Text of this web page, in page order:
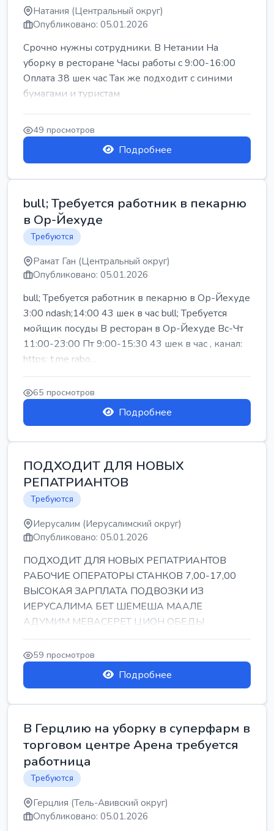
Натания (Центральный округ)
Опубликовано: 05.01.2026
Срочно нужны сотрудники. В Нетании На
уборку в ресторане Часы работы с 9:00-16:00
Оплата 38 шек час Так же подходит с синими
бумагами и туристам
49 просмотров
Подробнее
bull; Требуется работник в пекарню
в Ор-Йехуде
Требуются
Рамат Ган (Центральный округ)
Опубликовано: 05.01.2026
bull; Требуется работник в пекарню в Ор-Йехуде
3:00 ndash;14:00 43 шек в час bull; Требуется
мойщик посуды В ресторан в Ор-Йехуде Вс-Чт
11:00-23:00 Пт 9:00-15:30 43 шек в час , канал:
https: t.me rabo...
65 просмотров
Подробнее
ПОДХОДИТ ДЛЯ НОВЫХ
РЕПАТРИАНТОВ
Требуются
Иерусалим (Иерусалимский округ)
Опубликовано: 05.01.2026
ПОДХОДИТ ДЛЯ НОВЫХ РЕПАТРИАНТОВ
РАБОЧИЕ ОПЕРАТОРЫ СТАНКОВ 7,00-17,00
ВЫСОКАЯ ЗАРПЛАТА ПОДВОЗКИ ИЗ
ИЕРУСАЛИМА БЕТ ШЕМЕША МААЛЕ
АДУМИМ МЕВАСЕРЕТ ЦИОН ОБЕДЫ
ПОДАРКИ КОРПОРАТИВЫ ИНГА
59 просмотров
Подробнее
В Герцлию на уборку в суперфарм в
торговом центре Арена требуется
работница
Требуются
Герцлия (Тель-Авивский округ)
Опубликовано: 05.01.2026